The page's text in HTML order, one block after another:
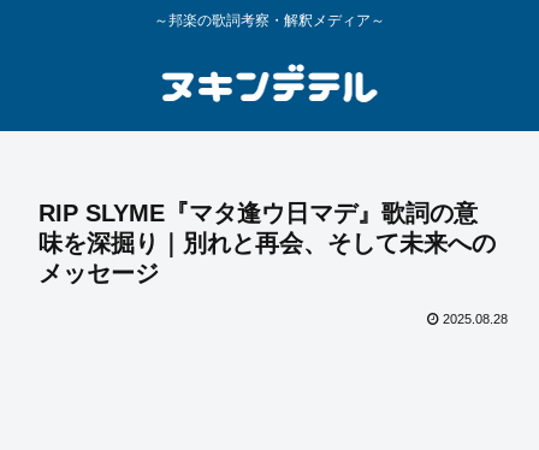
～邦楽の歌詞考察・解釈メディア～
RIP SLYME『マタ逢ウ日マデ』歌詞の意
味を深掘り｜別れと再会、そして未来への
メッセージ
2025.08.28